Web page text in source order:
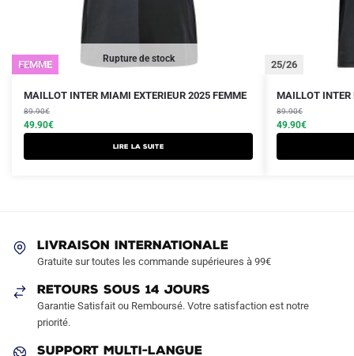
Rupture de stock
25/26
FEMME
MAILLOT INTER MIAMI EXTERIEUR 2025 FEMME
89.90€
Le
prix
initial
était :
49.90€
Le
prix
actuel
est :
Lire la suite
25/26
MAILLOT INTER
89.90€
Le
prix
initial
était :
49.90€
Le
prix
actuel
est :
Ce
produit
a
la
LIVRAISON INTERNATIONALE
Gratuite sur toutes les commande supérieures à 99€
RETOURS SOUS 14 JOURS
Garantie Satisfait ou Remboursé. Votre satisfaction est notre
priorité.
SUPPORT MULTI-LANGUE